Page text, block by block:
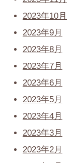
2023年10月
2023年9月
2023年8月
2023年7月
2023年6月
2023年5月
2023年4月
2023年3月
2023年2月